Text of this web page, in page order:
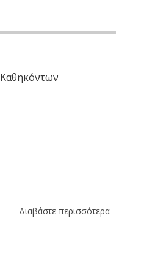
Καθηκόντων
Διαβάστε περισσότερα